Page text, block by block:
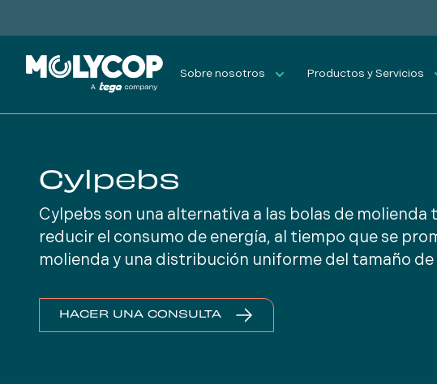
Sobre nosotros Productos y Servicios
Cylpebs
Cylpebs son una alternativa a las bolas de
reducir el consumo de energía, al tiempo que se
molienda y una distribución uniforme del tamaño
HACER UNA CONSULTA